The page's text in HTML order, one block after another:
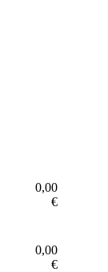
0,00
€
0,00
€